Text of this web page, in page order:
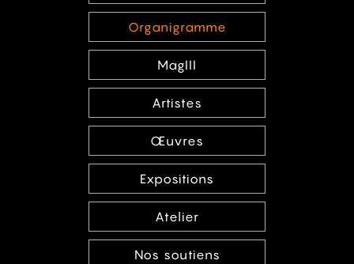
Organigramme
MagIII
Artistes
Œuvres
Expositions
Atelier
Nos soutiens